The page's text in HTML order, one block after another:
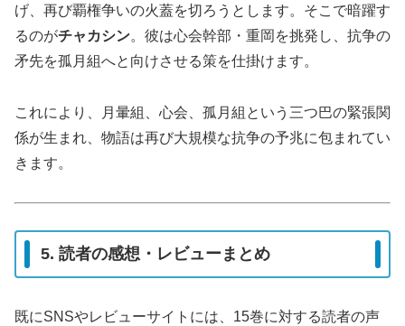
げ、再び覇権争いの火蓋を切ろうとします。そこで暗躍す
るのがチャカシン。彼は心会幹部・重岡を挑発し、抗争の
矛先を孤月組へと向けさせる策を仕掛けます。
これにより、月暈組、心会、孤月組という三つ巴の緊張関
係が生まれ、物語は再び大規模な抗争の予兆に包まれてい
きます。
5. 読者の感想・レビューまとめ
既にSNSやレビューサイトには、15巻に対する読者の声